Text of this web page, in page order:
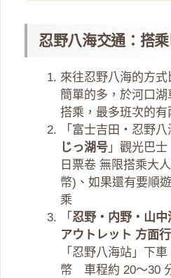
忍野八海交通：搭
來往忍野八海的方
簡單的多，於河口
搭乘，最多班次的有
「富士吉田・忍野
じっ湖号 」觀光巴
日票卷 無限搭乘大
幣)、如果還有要順
乘
「 忍野・内野・山中
アウトレット 方面
「忍野八海站」下
幣 車程約 20～30